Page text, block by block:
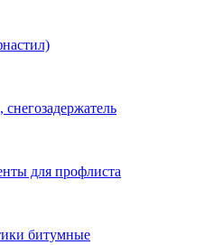
для профлиста
битумные